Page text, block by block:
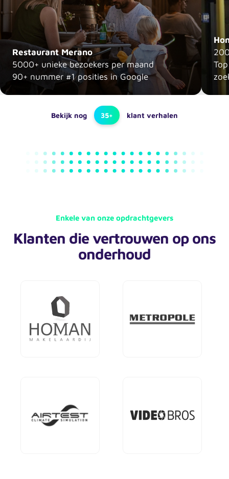
Restaurant Merano
5000+ unieke bezoekers per maand
90+ nummer #1 posities in Google
Bekijk nog 35+ klant verhalen
Enkele van onze opdrachtgevers
Klanten die vertrouwen op ons
onderhoud